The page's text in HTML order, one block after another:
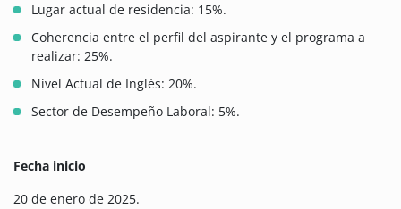
Lugar actual de residencia: 15%.
Coherencia entre el perfil del aspirante y el programa a
realizar: 25%.
Nivel Actual de Inglés: 20%.
Sector de Desempeño Laboral: 5%.
Fecha inicio
20 de enero de 2025.